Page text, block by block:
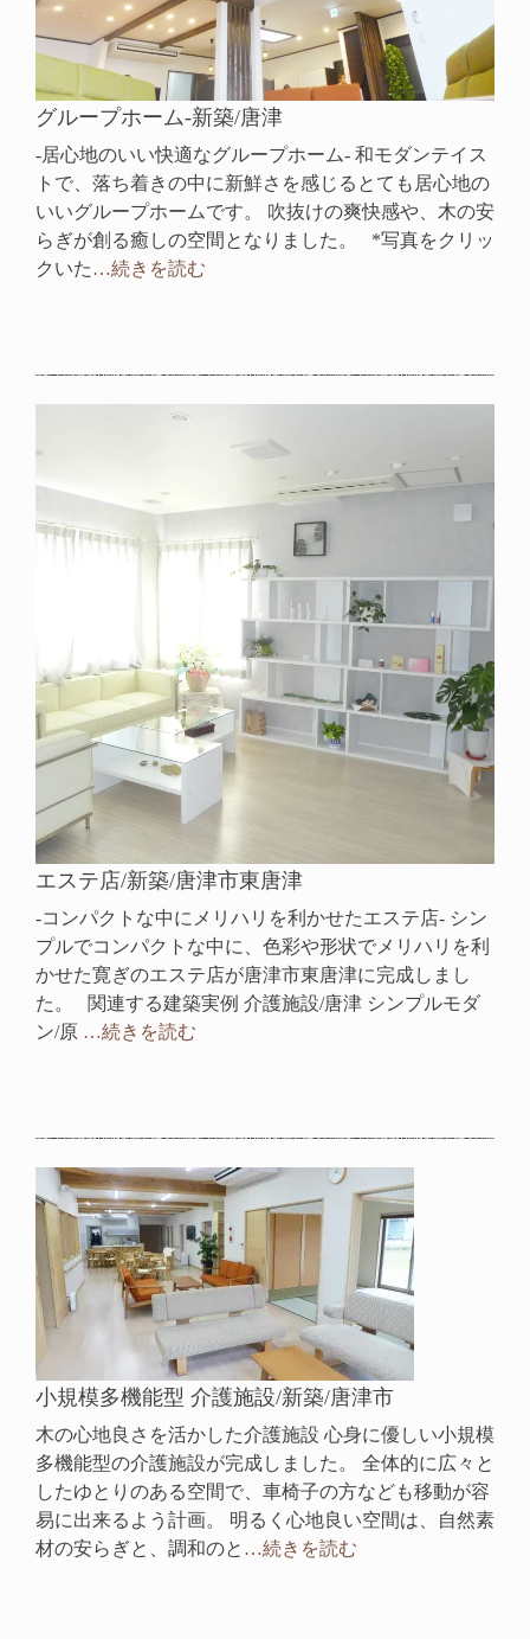
グループホーム-新築/唐津
-居心地のいい快適なグループホーム- 和モダンテイス
トで、落ち着きの中に新鮮さを感じるとても居心地の
いいグループホームです。 吹抜けの爽快感や、木の安
らぎが創る癒しの空間となりました。 *写真をクリッ
クいた…続きを読む
エステ店/新築/唐津市東唐津
-コンパクトな中にメリハリを利かせたエステ店- シン
プルでコンパクトな中に、色彩や形状でメリハリを利
かせた寛ぎのエステ店が唐津市東唐津に完成しまし
た。 関連する建築実例 介護施設/唐津 シンプルモダ
ン/原 …続きを読む
小規模多機能型 介護施設/新築/唐津市
木の心地良さを活かした介護施設 心身に優しい小規模
多機能型の介護施設が完成しました。 全体的に広々と
したゆとりのある空間で、車椅子の方なども移動が容
易に出来るよう計画。 明るく心地良い空間は、自然素
材の安らぎと、調和のと …続きを読む